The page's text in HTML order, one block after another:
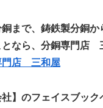
まで、鋳鉄製分銅か
なら、分銅専門店
門店 三和屋
社】のフェイスブック